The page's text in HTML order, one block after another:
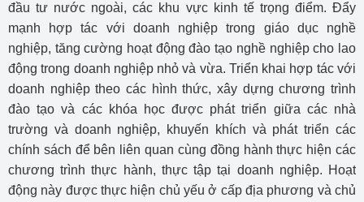
đầu tư nước ngoài, các khu vực kinh tế trọng điểm. Đẩy
mạnh hợp tác với doanh nghiệp trong giáo dục nghề
nghiệp, tăng cường hoạt động đào tạo nghề nghiệp cho lao
động trong doanh nghiệp nhỏ và vừa. Triển khai hợp tác với
doanh nghiệp theo các hình thức, xây dựng chương trình
đào tạo và các khóa học được phát triển giữa các nhà
trường và doanh nghiệp, khuyến khích và phát triển các
chính sách để bên liên quan cùng đồng hành thực hiện các
chương trình thực hành, thực tập tại doanh nghiệp. Hoạt
động này được thực hiện chủ yếu ở cấp địa phương và chủ